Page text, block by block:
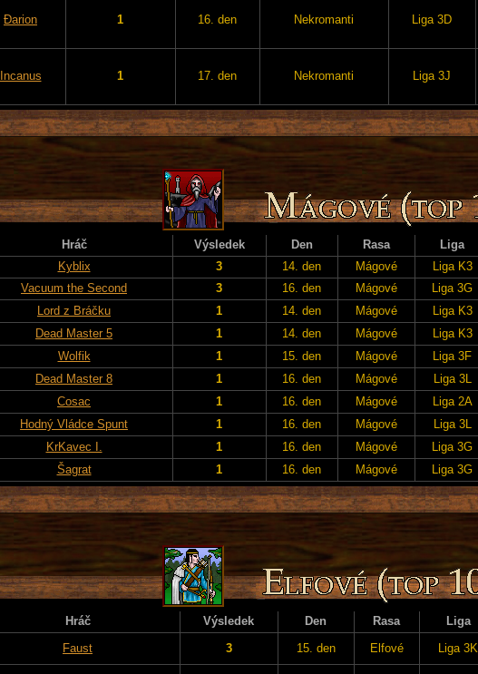
Đarion 1 16. den Nekromanti Liga 3D
Incanus 1 17. den Nekromanti Liga 3J
Hráč Výsledek Den Rasa Liga
Kyblix 3 14. den Mágové Liga K3
Vacuum the Second 3 16. den Mágové Liga 3G
Lord z Bráčku 1 14. den Mágové Liga K3
Dead Master 5 1 14. den Mágové Liga K3
Wolfik 1 15. den Mágové Liga 3F
Dead Master 8 1 16. den Mágové Liga 3L
Cosac 1 16. den Mágové Liga 2A
Hodný Vládce Spunt 1 16. den Mágové Liga 3L
KrKavec I. 1 16. den Mágové Liga 3G
Šagrat 1 16. den Mágové Liga 3G
Hráč Výsledek Den Rasa Liga
Faust 3 15. den Elfové Liga 3K